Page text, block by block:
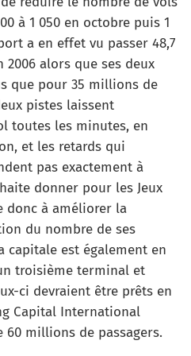
à 1 050 en octobre puis 1
a en effet vu passer 48,7
alors que ses deux
que pour 35 millions de
pistes laissent
toutes les minutes, en
et les retards qui
pas exactement à
donner pour les Jeux
donc à améliorer la
du nombre de ses
capitale est également en
troisième terminal et
ci devraient être prêts en
Capital International
60 millions de passagers.